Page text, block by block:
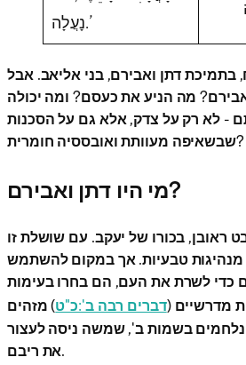
נָעֲלָה.’
בתמיכת דתן ואבירם, בני אליאב. אבל
מה הניע את כעסם? ומה יכולה
- לא רק על צדק, אלא גם על הסכנות
שבשאיפה מעוותת ואובססיה חומרית?
מי היו דתן ואבירם?
ראובן, בכורו של יעקב. עם שושלת זו
מנהיגות טבעיות. אך במקום להשתמש
כדי לשרת את העם, הם בחרו בעימות
מדרשיים (דברים רבה ב':כ"ט) מזהים
בשמות ב', שמשה ניסה לעצור
את ריבם.